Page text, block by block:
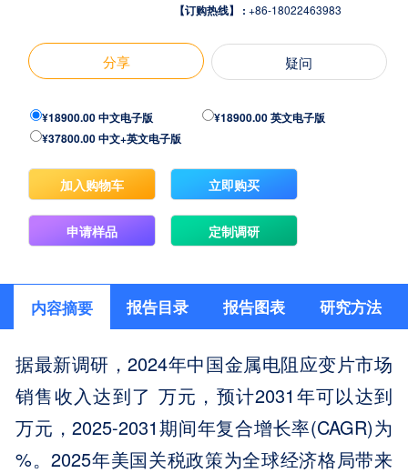
【订购热线】 : +86-18022463983
分享 疑问
¥18900.00 中文电子版
¥18900.00 英文电子版
¥37800.00 中文+英文电子版
加入购物车 立即购买
申请样品 定制调研
内容摘要 报告目录 报告图表 研究方法
据最新调研，2024年中国金属电阻应变片市场
销售收入达到了 万元，预计2031年可以达到
万元，2025-2031期间年复合增长率(CAGR)为
%。2025年美国关税政策为全球经济格局带来